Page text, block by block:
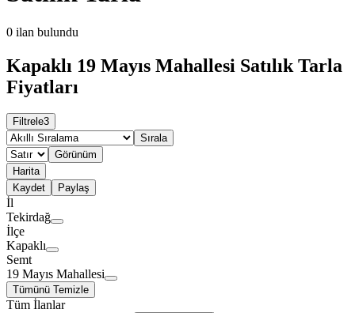
0 ilan bulundu
Kapaklı 19 Mayıs Mahallesi Satılık Tarla
Fiyatları
Filtrele3
Sırala
Görünüm
Harita
Kaydet
Paylaş
İl
Tekirdağ
İlçe
Kapaklı
Semt
19 Mayıs Mahallesi
Tümünü Temizle
Tüm İlanlar